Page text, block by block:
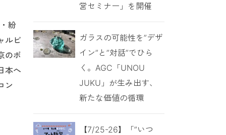
紛
ルビ
のボ
本へ
ン
営セミナー」を開催
ガラスの可能性を”デザ
イン”と”対話”でひら
く。AGC「UNOU
JUKU」が生み出す、
新たな価値の循環
【7/25-26】「”いつ